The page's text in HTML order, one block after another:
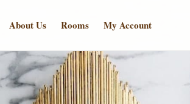
About Us Rooms My Account